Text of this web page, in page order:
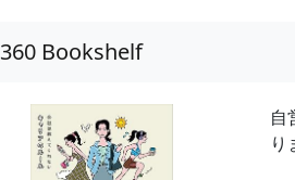
360 Bookshelf
自
り